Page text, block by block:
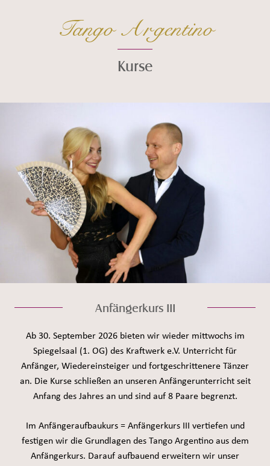
Tango Argentino
Kurse
Anfängerkurs III
Ab 30. September 2026 bieten wir wieder mittwochs im
Spiegelsaal (1. OG) des Kraftwerk e.V. Unterricht für
Anfänger, Wiedereinsteiger und fortgeschrittenere Tänzer
an. Die Kurse schließen an unseren Anfängerunterricht seit
Anfang des Jahres an und sind auf 8 Paare begrenzt.
Im Anfängeraufbaukurs = Anfängerkurs III vertiefen und
festigen wir die Grundlagen des Tango Argentino aus dem
Anfängerkurs. Darauf aufbauend erweitern wir unser